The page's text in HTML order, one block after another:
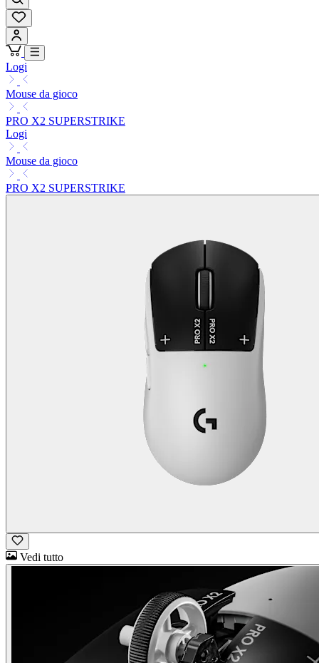
Logi
Mouse da gioco
PRO X2 SUPERSTRIKE
Logi
Mouse da gioco
PRO X2 SUPERSTRIKE
Vedi tutto